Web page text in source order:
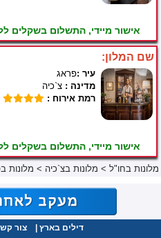
אישור מיידי, התשלום בשקלים
שם המלון:
עיר :פראג
מדינה : צ`כיה
רמת אירוח :
אישור מיידי, התשלום בשקלים
מלונות בחו"ל > מלונות בצ`כיה > מלונות
דילים בארץ צור